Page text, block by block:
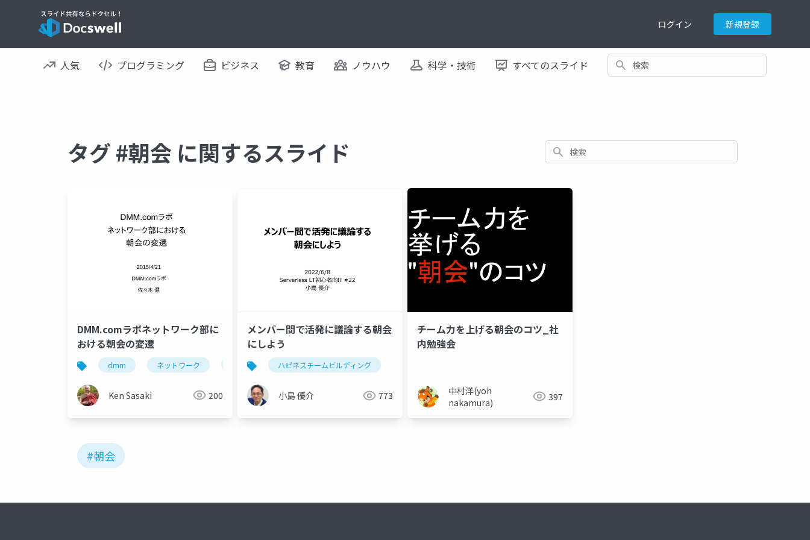
ログイン 新規登録
人気 プログラミング ビジネス 教育 ノウハウ 科学・技術 すべてのスライド 検索
タグ #朝会 に関するスライド 検索
DMM.comラボネットワーク部に
おける朝会の変遷
dmm ネットワーク
Ken Sasaki 200
メンバー間で活発に議論する朝会
にしよう
ハピネスチームビルディング
小島 優介 773
チーム力を上げる朝会のコツ_社
内勉強会
中村洋(yoh
nakamura)
397
#朝会